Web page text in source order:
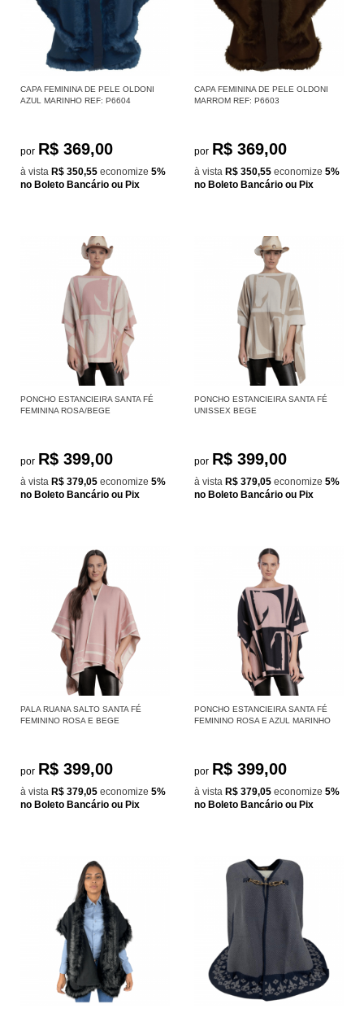
CAPA FEMININA DE PELE OLDONI
AZUL MARINHO REF: P6604
por R$ 369,00
à vista R$ 350,55 economize 5%
no Boleto Bancário ou Pix
CAPA FEMININA DE PELE OLDONI
MARROM REF: P6603
por R$ 369,00
à vista R$ 350,55 economize 5%
no Boleto Bancário ou Pix
PONCHO ESTANCIEIRA SANTA FÉ
FEMININA ROSA/BEGE
por R$ 399,00
à vista R$ 379,05 economize 5%
no Boleto Bancário ou Pix
PONCHO ESTANCIEIRA SANTA FÉ
UNISSEX BEGE
por R$ 399,00
à vista R$ 379,05 economize 5%
no Boleto Bancário ou Pix
PALA RUANA SALTO SANTA FÉ
FEMININO ROSA E BEGE
por R$ 399,00
à vista R$ 379,05 economize 5%
no Boleto Bancário ou Pix
PONCHO ESTANCIEIRA SANTA FÉ
FEMININO ROSA E AZUL MARINHO
por R$ 399,00
à vista R$ 379,05 economize 5%
no Boleto Bancário ou Pix